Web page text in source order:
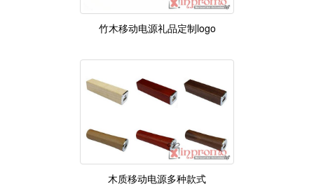
竹木移动电源礼品定制logo
木质移动电源多种款式